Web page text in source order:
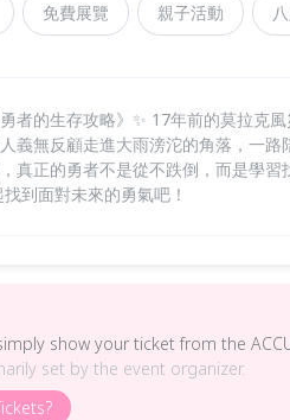
免費展覽 親子活動
勇者的生存攻略》✨ 17年前的莫拉克
義無反顧走進大雨滂沱的角落，一
真正的勇者不是從不跌倒，而是學
到面對未來的勇氣吧！
show your ticket from the
set by the event organizer.